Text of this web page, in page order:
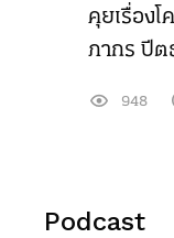
คุยเรื่อง
ภากร ปี
948
Podcast